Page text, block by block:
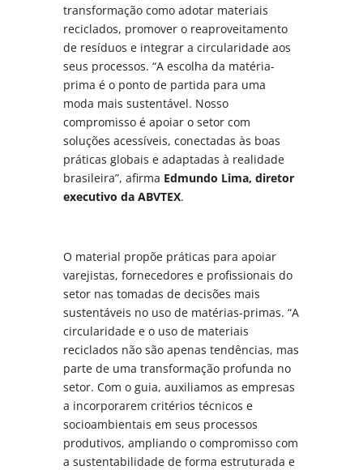
transformação como adotar materiais
reciclados, promover o reaproveitamento
de resíduos e integrar a circularidade aos
seus processos. “A escolha da matéria-
prima é o ponto de partida para uma
moda mais sustentável. Nosso
compromisso é apoiar o setor com
soluções acessíveis, conectadas às boas
práticas globais e adaptadas à realidade
brasileira”, afirma Edmundo Lima, diretor
executivo da ABVTEX.
O material propõe práticas para apoiar
varejistas, fornecedores e profissionais do
setor nas tomadas de decisões mais
sustentáveis no uso de matérias-primas. “A
circularidade e o uso de materiais
reciclados não são apenas tendências, mas
parte de uma transformação profunda no
setor. Com o guia, auxiliamos as empresas
a incorporarem critérios técnicos e
socioambientais em seus processos
produtivos, ampliando o compromisso com
a sustentabilidade de forma estruturada e